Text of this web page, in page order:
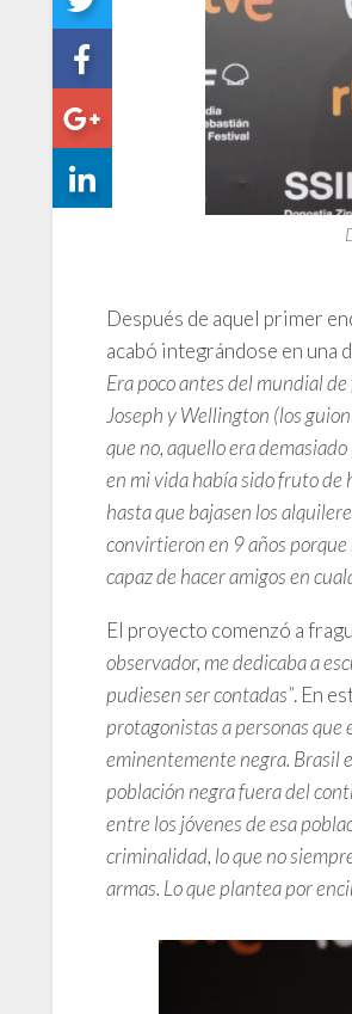
Después de aquel primer
acabó integrándose en una
Era poco antes del mundial
Joseph y Wellington (los
que no, aquello era
en mi vida había sido fruto de
hasta que bajasen los
convirtieron en 9 años
capaz de hacer amigos en
El proyecto comenzó a
observador, me dedicaba a
pudiesen ser contadas”. En
protagonistas a personas que
eminentemente negra. Brasil
población negra fuera del
entre los jóvenes de esa
criminalidad, lo que no
armas. Lo que plantea por